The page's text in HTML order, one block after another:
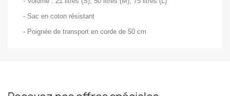
- Sac en coton résistant
- Poignée de transport en corde de 50 cm